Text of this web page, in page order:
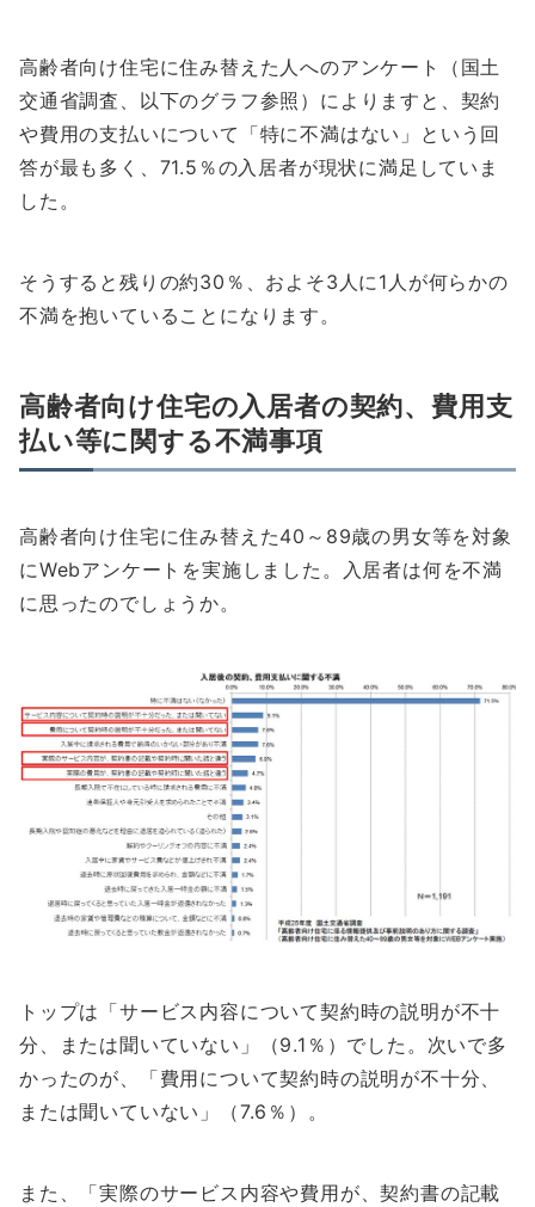
高齢者向け住宅に住み替えた人へのアンケート（国土
交通省調査、以下のグラフ参照）によりますと、 契約
や費用の支払いについて「特に不満はない」という回
答が最も多く、71.5％の入居者が現状に満足 していま
した。
そうすると残りの約30％、およそ3人に1人が何らかの
不満を抱いていることになります。
高齢者向け住宅の入居者の契約、費用支
払い等に関する不満事項
高齢者向け住宅に住み替えた40～89歳の男女等を対象
にWebアンケートを実施しました。入居者は何を不満
に思ったのでしょうか。
トップは 「サービス内容について契約時の説明が不十
分、または聞いていない」（9.1％） でした。次いで多
かったのが、「費用について契約時の説明が不十分、
または聞いていない」（7.6％）。
また、「実際のサービス内容や費用が、契約書の記載